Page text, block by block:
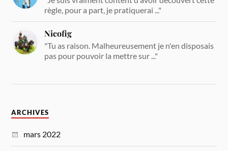
règle, pour a part, je pratiquerai ..."
Nicofig
"Tu as raison. Malheureusement je n'en disposais
pas pour pouvoir la mettre sur ..."
ARCHIVES
mars 2022